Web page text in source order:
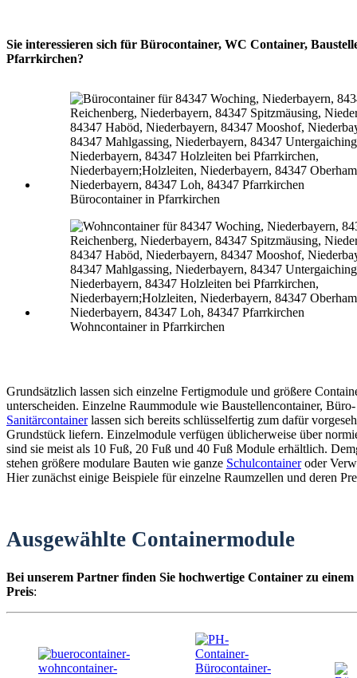
Sie interessieren sich für Bürocontainer, WC Container,
Pfarrkirchen?
Bürocontainer in Pfarrkirchen
Wohncontainer in Pfarrkirchen
Grundsätzlich lassen sich einzelne Fertigmodule und größere
unterscheiden. Einzelne Raummodule wie Baustellencontainer,
Sanitärcontainerlassen sich bereits schlüsselfertig zum dafür
Grundstück liefern. Einzelmodule verfügen üblicherweise über
sind sie meist als 10 Fuß, 20 Fuß und 40 Fuß Module erhältlich.
stehen größere modulare Bauten wie ganze Schulcontaineroder
Hier zunächst einige Beispiele für einzelne Raumzellen und deren
Ausgewählte Containermodule
Bei unserem Partner finden Sie hochwertige Container zu einem
Preis: